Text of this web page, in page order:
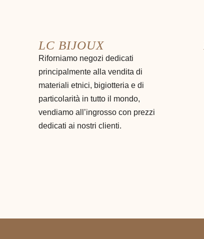
LC BIJOUX
Riforniamo negozi dedicati
principalmente alla vendita di
materiali etnici, bigiotteria e di
particolarità in tutto il mondo,
vendiamo all’ingrosso con prezzi
dedicati ai nostri clienti.